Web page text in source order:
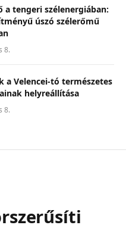
a tengeri szélenergiában:
úszó szélerőmű
8.
a Velencei-tó természetes
helyreállítása
8.